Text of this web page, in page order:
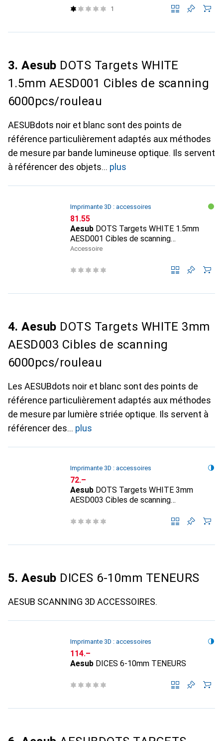
1
3. Aesub DOTS Targets WHITE
1.5mm AESD001 Cibles de scanning
6000pcs/rouleau
AESUBdots noir et blanc sont des points de
référence particulièrement adaptés aux méthodes
de mesure par bande lumineuse optique. Ils servent
à référencer des objets
plus
Imprimante 3D : accessoires
CHF
81.55
Aesub DOTS Targets WHITE 1.5mm
AESD001 Cibles de scanning
6000pcs/rouleau
Accessoire
4. Aesub DOTS Targets WHITE 3mm
AESD003 Cibles de scanning
6000pcs/rouleau
Les AESUBdots noir et blanc sont des points de
référence particulièrement adaptés aux méthodes
de mesure par lumière striée optique. Ils servent à
référencer des
plus
Imprimante 3D : accessoires
CHF
72.–
Aesub DOTS Targets WHITE 3mm
AESD003 Cibles de scanning
5. Aesub DICES 6-10mm TENEURS
AESUB SCANNING 3D ACCESSOIRES.
Imprimante 3D : accessoires
CHF
114.–
Aesub DICES 6-10mm TENEURS